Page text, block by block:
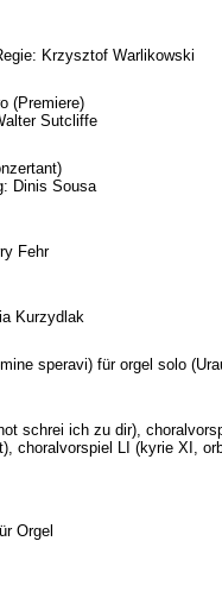
Krzysztof Warlikowski
(Premiere)
Sutcliffe
Dinis Sousa
Fehr
Kurzydlak
speravi) für orgel solo
schrei ich zu dir),
choralvorspiel LI (kyrie XI,
Orgel